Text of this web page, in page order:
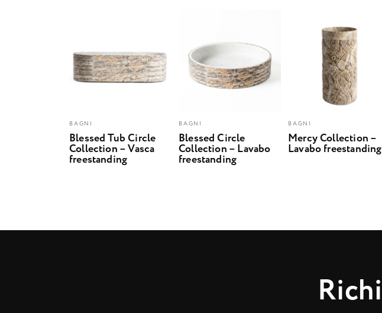
BAGNI
Blessed Tub Circle
Collection – Vasca
freestanding
BAGNI
Blessed Circle
Collection – Lavabo
freestanding
BAGNI
Mercy Collection –
Lavabo freestanding
Richi